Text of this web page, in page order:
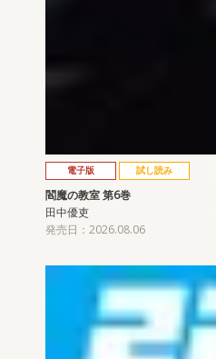
電子版 試し読み
閻魔の教室 第6巻
田中優吏
発売日：2026.08.06